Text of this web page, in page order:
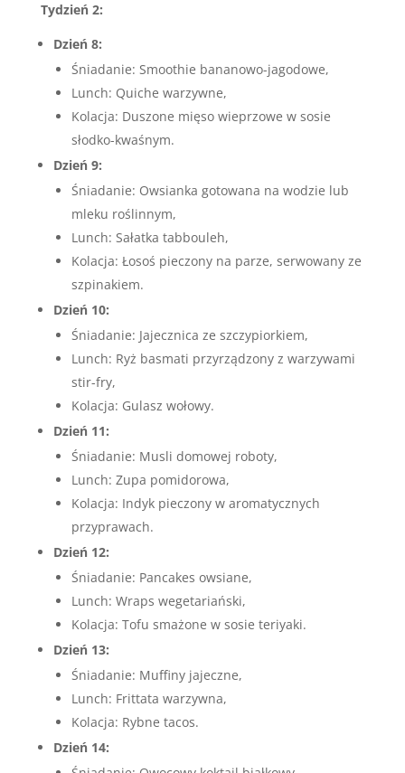
Tydzień 2:
Dzień 8:
Śniadanie: Smoothie bananowo-jagodowe,
Lunch: Quiche warzywne,
Kolacja: Duszone mięso wieprzowe w sosie
słodko-kwaśnym.
Dzień 9:
Śniadanie: Owsianka gotowana na wodzie lub
mleku roślinnym,
Lunch: Sałatka tabbouleh,
Kolacja: Łosoś pieczony na parze, serwowany ze
szpinakiem.
Dzień 10:
Śniadanie: Jajecznica ze szczypiorkiem,
Lunch: Ryż basmati przyrządzony z warzywami
stir-fry,
Kolacja: Gulasz wołowy.
Dzień 11:
Śniadanie: Musli domowej roboty,
Lunch: Zupa pomidorowa,
Kolacja: Indyk pieczony w aromatycznych
przyprawach.
Dzień 12:
Śniadanie: Pancakes owsiane,
Lunch: Wraps wegetariański,
Kolacja: Tofu smażone w sosie teriyaki.
Dzień 13:
Śniadanie: Muffiny jajeczne,
Lunch: Frittata warzywna,
Kolacja: Rybne tacos.
Dzień 14: